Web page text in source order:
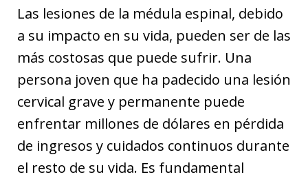
Las lesiones de la médula espinal, debido
a su impacto en su vida, pueden ser de las
más costosas que puede sufrir. Una
persona joven que ha padecido una lesión
cervical grave y permanente puede
enfrentar millones de dólares en pérdida
de ingresos y cuidados continuos durante
el resto de su vida. Es fundamental